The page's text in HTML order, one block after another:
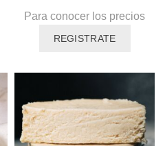
Para conocer los precios
REGISTRATE